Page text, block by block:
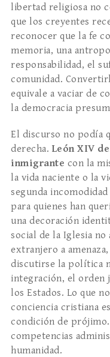
libertad religiosa no
que los creyentes
reconocer que la fe
memoria, una
responsabilidad, el
comunidad.
equivale a vaciar de
la democracia
El discurso no podía
derecha. León XIV
inmigrante con la
la vida naciente o la
segunda
para quienes han
una decoración
social de la Iglesia
extranjero a
discutirse la política
integración, el orden
los Estados. Lo que
conciencia cristiana
condición de
competencias
humanidad.